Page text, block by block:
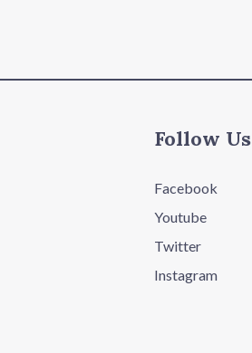
Follow Us
Facebook
Youtube
Twitter
Instagram